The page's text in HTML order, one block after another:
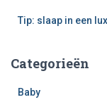
Tip: slaap in een
Categorieën
Baby